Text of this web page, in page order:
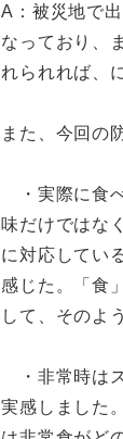
A：被災地で
なっており、
れられれば、
また、今回の
・実際に食
味だけではな
に対応してい
感じた。「食
して、そのよ
・非常時は
実感しました